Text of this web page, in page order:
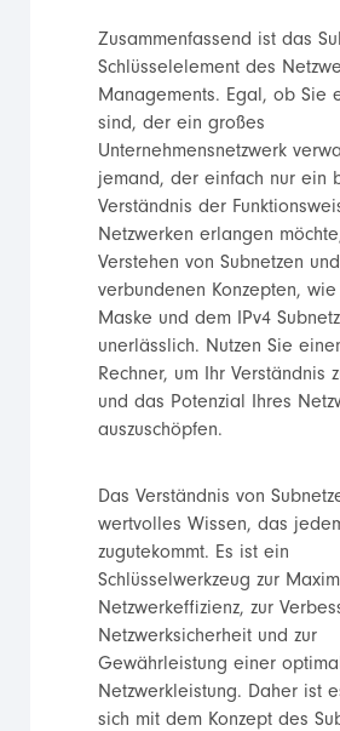
Zusammenfassend ist das
Schlüsselelement des
Managements. Egal, ob Sie
sind, der ein großes
Unternehmensnetzwerk
jemand, der einfach nur ein
Verständnis der
Netzwerken erlangen
Verstehen von Subnetzen
verbundenen Konzepten,
Maske und dem IPv4
unerlässlich. Nutzen Sie
Rechner, um Ihr Verständnis
und das Potenzial Ihres
auszuschöpfen.
Das Verständnis von
wertvolles Wissen, das
zugutekommt. Es ist ein
Schlüsselwerkzeug zur
Netzwerkeffizienz, zur
Netzwerksicherheit und zur
Gewährleistung einer
Netzwerkleistung. Daher ist
sich mit dem Konzept des